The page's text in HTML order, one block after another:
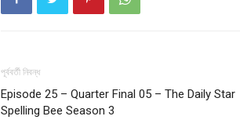
পূর্ববর্তী নিবন্ধ
Episode 25 – Quarter Final 05 – The Daily Star
Spelling Bee Season 3